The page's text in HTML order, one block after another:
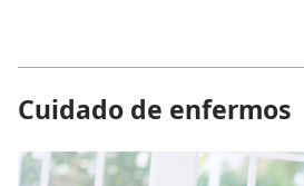
Cuidado de enfermos